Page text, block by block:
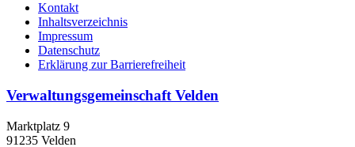
Kontakt
Inhaltsverzeichnis
Impressum
Datenschutz
Erklärung zur Barrierefreiheit
Verwaltungsgemeinschaft Velden
Marktplatz 9
91235 Velden